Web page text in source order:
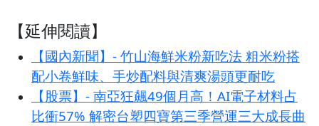
【延伸閱讀】
【國內新聞】- 竹山海鮮米粉新吃法 粗米粉搭
配小卷鮮味、手炒配料與清爽湯頭更耐吃
【股票】- 南亞狂飆49個月高！AI電子材料占
比衝57% 解密台塑四寶第三季營運三大成長曲